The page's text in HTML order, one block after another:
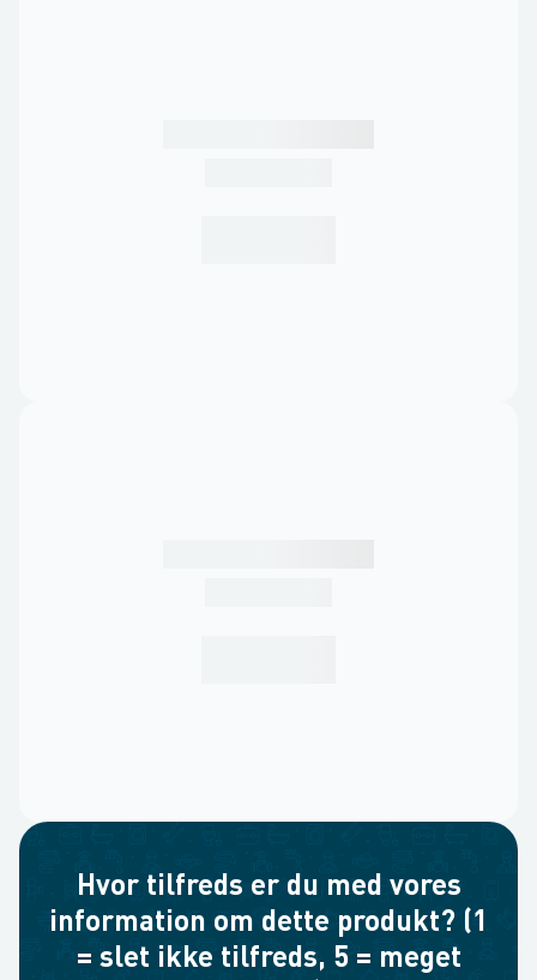
Hvor tilfreds er du med vores
information om dette produkt? (1
= slet ikke tilfreds, 5 = meget